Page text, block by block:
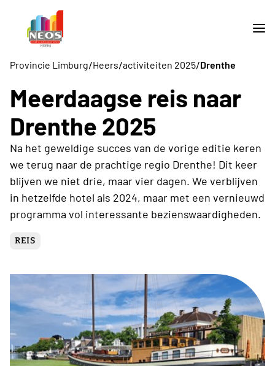
Provincie Limburg/Heers/activiteiten 2025/Drenthe
Meerdaagse reis naar
Drenthe 2025
Na het geweldige succes van de vorige editie keren
we terug naar de prachtige regio Drenthe! Dit keer
blijven we niet drie, maar vier dagen. We verblijven
in hetzelfde hotel als 2024, maar met een vernieuwd
programma vol interessante bezienswaardigheden.
REIS